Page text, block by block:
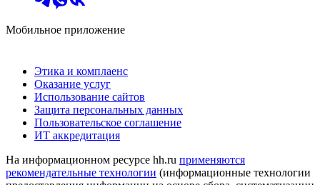
Мобильное приложение
Этика и комплаенс
Оказание услуг
Использование сайтов
Защита персональных данных
Пользовательское соглашение
ИТ аккредитация
На информационном ресурсе hh.ru применяются
рекомендательные технологии (информационные технологии